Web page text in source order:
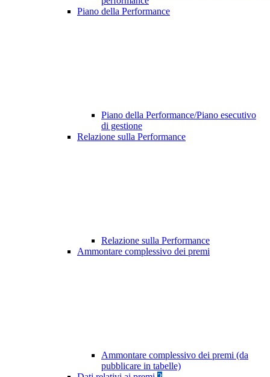
Piano della Performance
Piano della Performance/Piano esecutivo
di gestione
Relazione sulla Performance
Relazione sulla Performance
Ammontare complessivo dei premi
Ammontare complessivo dei premi (da
pubblicare in tabelle)